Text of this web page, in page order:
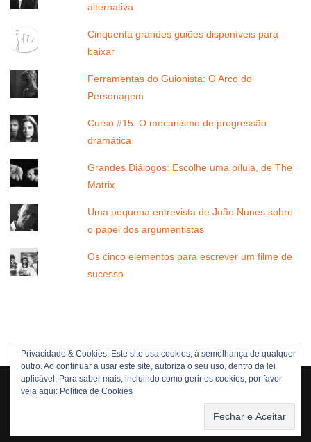
alternativa.
Cinquenta grandes guiões disponíveis para
baixar
Ferramentas do Guionista: O Arco do
Personagem
Curso #15: O mecanismo de progressão
dramática
Grandes Diálogos: Escolhe uma pílula, de The
Matrix
Uma pequena entrevista de João Nunes sobre
o papel dos argumentistas
Os cinco elementos para escrever um filme de
sucesso
Privacidade & Cookies: Este site usa cookies, à semelhança de qualquer
outro. Ao continuar a usar este site, autoriza o seu uso, dentro da lei
aplicável. Para saber mais, incluindo como gerir os cookies, por favor
veja aqui: Política de Cookies
Direitos Reservados © 2005 -[current_year] JOÃO NUNES
POLÍTICA DE PRIVACIDADE
WordPress